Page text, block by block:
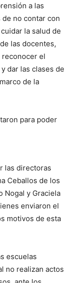
a las
no contar con
la salud de
las docentes,
reconocer el
dar las clases de
de la
para poder
las directoras
Ceballos de los
Nogal y Graciela
enviaron el
motivos de esta
escuelas
no realizan actos